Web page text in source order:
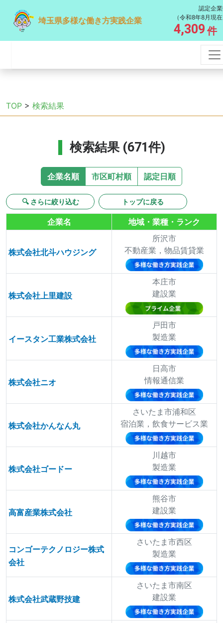
埼玉県多様な働き方実践企業
認定企
（令和8年8月現
4,309 件
TOP > 検索結果
検索結果 (671件)
企業名順 市区町村順 認定日順
🔍 さらに絞り込む トップに戻る
企業名 地域・業種・ランク
株式会社北斗ハウジング
所沢市
不動産業，物品賃貸業
株式会社上里建設
本庄市
建設業
イースタン工業株式会社
戸田市
製造業
株式会社ニオ
日高市
情報通信業
株式会社かんなん丸
さいたま市浦和区
宿泊業，飲食サービス業
株式会社ゴードー
川越市
製造業
高富産業株式会社
熊谷市
建設業
コンゴーテクノロジー株式
会社
さいたま市西区
製造業
株式会社武蔵野技建
さいたま市南区
建設業